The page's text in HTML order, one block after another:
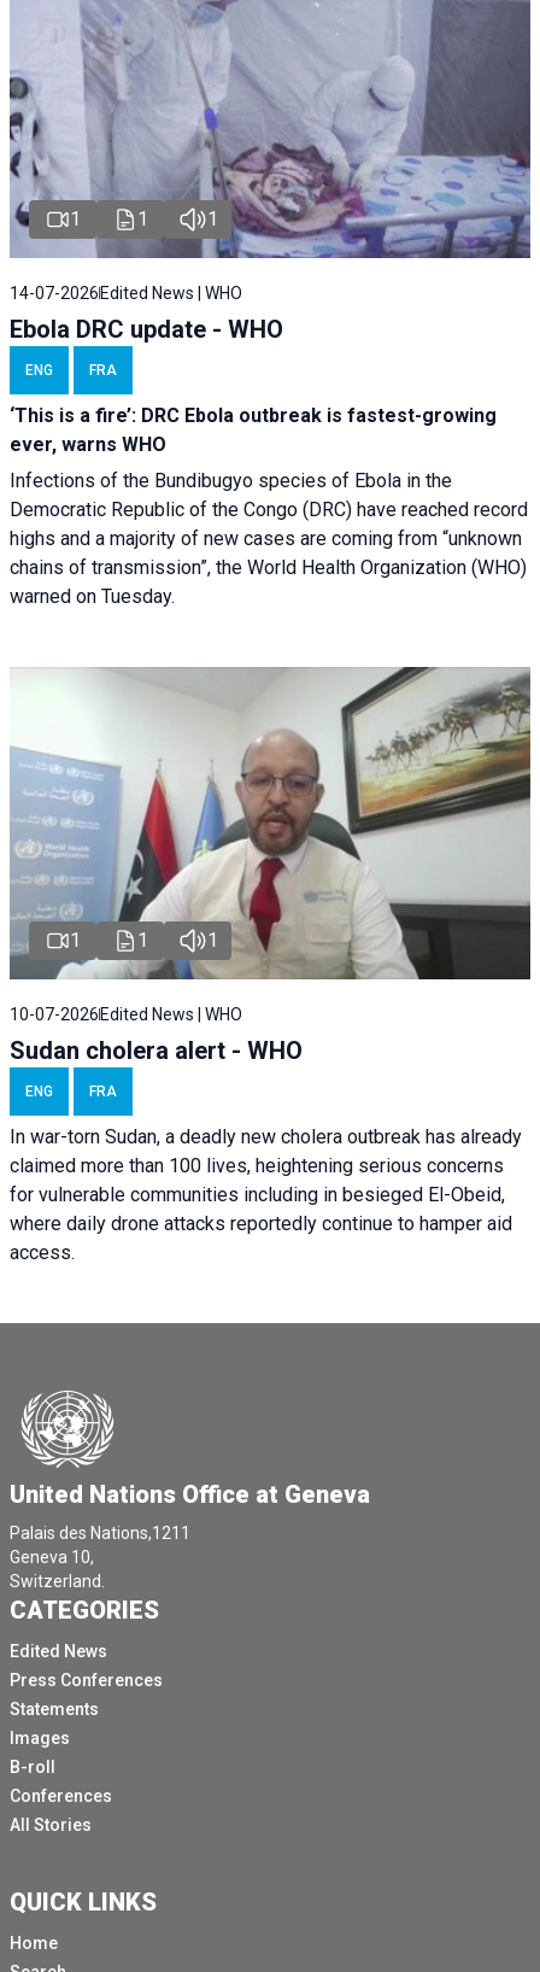
1 1 1
14-07-2026 Edited News | WHO
Ebola DRC update - WHO
ENG FRA
‘This is a fire’: DRC Ebola outbreak is fastest-growing
ever, warns WHO
Infections of the Bundibugyo species of Ebola in the
Democratic Republic of the Congo (DRC) have reached record
highs and a majority of new cases are coming from “unknown
chains of transmission”, the World Health Organization (WHO)
warned on Tuesday.
1 1 1
10-07-2026 Edited News | WHO
Sudan cholera alert - WHO
ENG FRA
In war-torn Sudan, a deadly new cholera outbreak has already
claimed more than 100 lives, heightening serious concerns
for vulnerable communities including in besieged El-Obeid,
where daily drone attacks reportedly continue to hamper aid
access.
United Nations Office at Geneva
Palais des Nations,1211
Geneva 10,
Switzerland.
CATEGORIES
Edited News
Press Conferences
Statements
Images
B-roll
Conferences
All Stories
QUICK LINKS
Home